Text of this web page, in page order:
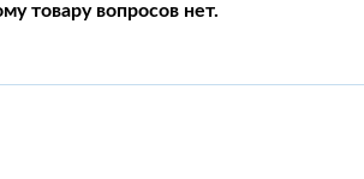
товару вопросов нет.